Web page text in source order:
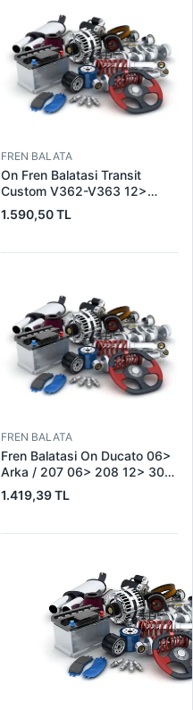
FREN BALATA
On Fren Balatasi Transit
Custom V362-V363 12>
(Arka Tek Teker) | SKF VKBP
80029 E | OEM BK21 2K021
1.590,50 TL
FREN BALATA
Fren Balatasi On Ducato 06>
Arka / 207 06> 208 12> 301
12> 307 00> 1007 05> 2008
13> Partner 96> Par | FEBI
1.419,39 TL